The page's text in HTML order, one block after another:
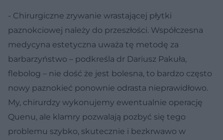
- Chirurgiczne zrywanie wrastającej płytki
paznokciowej należy do przeszłości. Współczesna
medycyna estetyczna uważa tę metodę za
barbarzyństwo – podkreśla dr Dariusz Pakuła,
flebolog – nie dość że jest bolesna, to bardzo często
nowy paznokieć ponownie odrasta nieprawidłowo.
My, chirurdzy wykonujemy ewentualnie operację
Quenu, ale klamry pozwalają pozbyć się tego
problemu szybko, skutecznie i bezkrwawo w